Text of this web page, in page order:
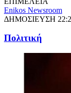
Enikos Newsroom
ΔΗΜΟΣΙΕΥΣΗ
Πολιτική